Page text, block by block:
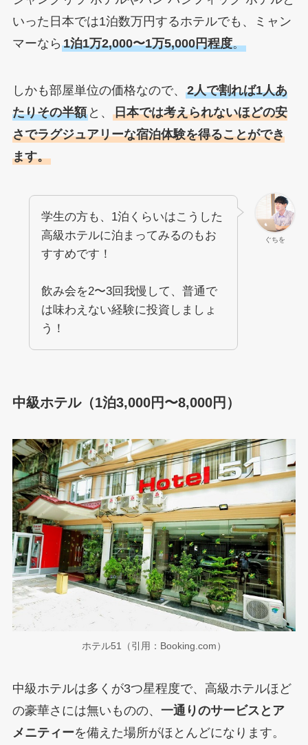
いった日本では1泊数万円するホテルでも、ミャン
マーなら 1泊1万2,000〜1万5,000円程度。
しかも部屋単位の価格なので、 2人で割れば1人あ
たりその半額と、 日本では考えられないほどの安
さでラグジュアリーな宿泊体験を得ることができ
ます。
ぐちを
学生の方も、1泊くらいはこうした
高級ホテルに泊まってみるのもお
すすめです！
飲み会を2〜3回我慢して、普通で
は味わえない経験に投資しましょ
う！
中級ホテル（1泊3,000円〜8,000円）
ホテル51（引用：Booking.com）
中級ホテルは多くが3つ星程度で、高級ホテルほど
の豪華さには無いものの、 一通りのサービスとア
メニティーを備えた場所がほとんどになります。